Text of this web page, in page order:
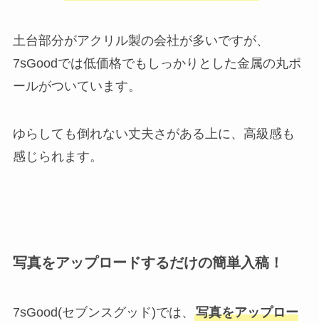
土台部分がアクリル製の会社が多いですが、
7sGoodでは低価格でもしっかりとした金属の丸ポ
ールがついています。
ゆらしても倒れない丈夫さがある上に、高級感も
感じられます。
写真をアップロードするだけの簡単入稿！
7sGood(セブンスグッド)では、 写真をアップロー